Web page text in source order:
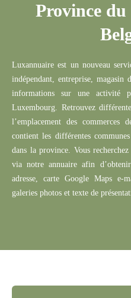
Rechercher
Province
Luxannuaire est un nouveau
indépendant, entreprise, magasin
informations sur une activité
Luxembourg. Retrouvez
l’emplacement des commerces
contient les différentes
dans la province. Vous
via notre annuaire afin
adresse, carte Google Maps e-
galeries photos et texte de